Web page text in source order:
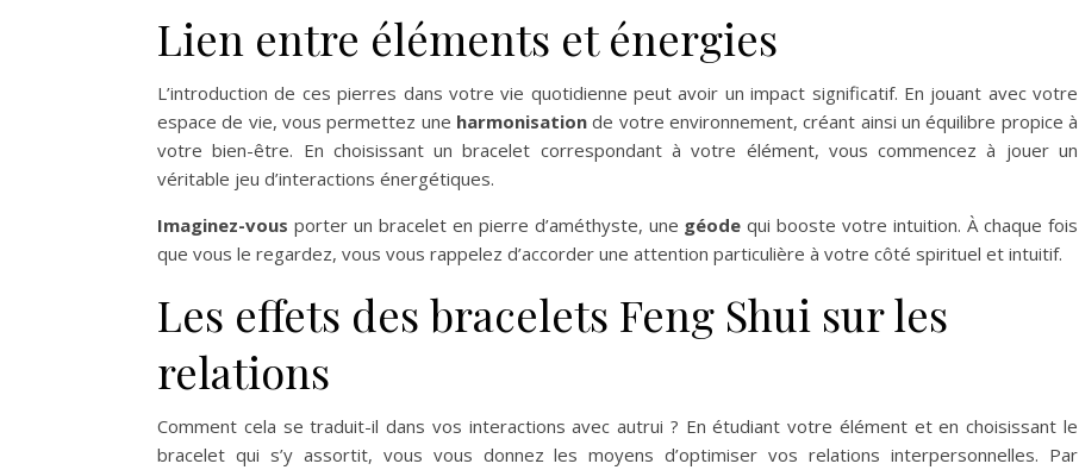
Lien entre éléments et énergies
L’introduction de ces pierres dans votre vie quotidienne peut avoir un impact significatif. En jouant avec votre
espace de vie, vous permettez une harmonisation de votre environnement, créant ainsi un équilibre propice à
votre bien-être. En choisissant un bracelet correspondant à votre élément, vous commencez à jouer un
véritable jeu d’interactions énergétiques.
Imaginez-vous porter un bracelet en pierre d’améthyste, une géode qui booste votre intuition. À chaque fois
que vous le regardez, vous vous rappelez d’accorder une attention particulière à votre côté spirituel et intuitif.
Les effets des bracelets Feng Shui sur les
relations
Comment cela se traduit-il dans vos interactions avec autrui ? En étudiant votre élément et en choisissant le
bracelet qui s’y assortit, vous vous donnez les moyens d’optimiser vos relations interpersonnelles. Par